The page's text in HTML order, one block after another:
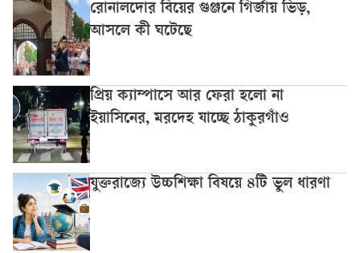
রোনালদোর বিয়ের গুঞ্জনে গির্জায় ভিড়,
আসলে কী ঘটেছে
প্রিয় ক্যাম্পাসে আর ফেরা হলো না
ইয়াসিনের, মরদেহ যাচ্ছে ঠাকুরগাঁও
যুক্তরাজ্যে উচ্চশিক্ষা বিষয়ে ৪টি ভুল ধারণা